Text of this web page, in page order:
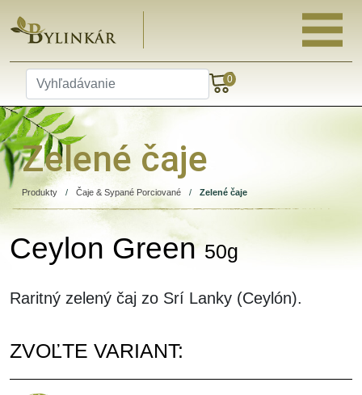
0
Zelené čaje
Produkty / Čaje & Sypané Porciované / Zelené čaje
Ceylon Green50g
Raritný zelený čaj zo Srí Lanky (Ceylón).
ZVOĽTE VARIANT: